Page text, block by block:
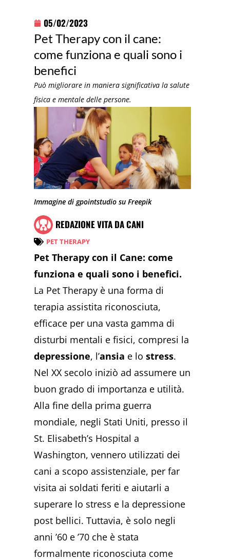
05/02/2023
Pet Therapy con il cane:
come funziona e quali sono i
benefici
Può migliorare in maniera significativa la salute
fisica e mentale delle persone.
Immagine di gpointstudio su Freepik
REDAZIONE VITA DA CANI
PET THERAPY
Pet Therapy con il Cane: come
funziona e quali sono i benefici.
La Pet Therapy è una forma di
terapia assistita riconosciuta,
efficace per una vasta gamma di
disturbi mentali e fisici, compresi la
depressione, l’ansia e lo stress.
Nel XX secolo iniziò ad assumere un
buon grado di importanza e utilità.
Alla fine della prima guerra
mondiale, negli Stati Uniti, presso il
St. Elisabeth’s Hospital a
Washington, vennero utilizzati dei
cani a scopo assistenziale, per far
visita ai soldati feriti e aiutarli a
superare lo stress e la depressione
post bellici. Tuttavia, è solo negli
anni ’60 e ’70 che è stata
formalmente riconosciuta come